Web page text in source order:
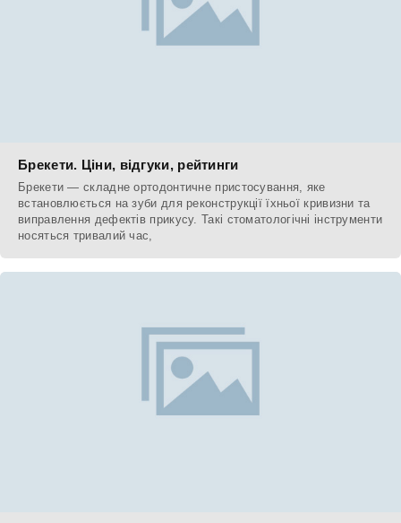
Брекети. Ціни, відгуки, рейтинги
Брекети — складне ортодонтичне пристосування, яке
встановлюється на зуби для реконструкції їхньої кривизни та
виправлення дефектів прикусу. Такі стоматологічні інструменти
носяться тривалий час,